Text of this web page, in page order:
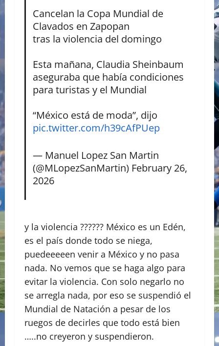
Cancelan la Copa Mundial de
Clavados en Zapopan
tras la violencia del domingo
Esta mañana, Claudia Sheinbaum
aseguraba que había condiciones
para turistas y el Mundial
“México está de moda”, dijo
pic.twitter.com/h39cAfPUep
— Manuel Lopez San Martin
(@MLopezSanMartin) February 26,
2026
y la violencia ?????? México es un Edén,
es el país donde todo se niega,
puedeeeeen venir a México y no pasa
nada. No vemos que se haga algo para
evitar la violencia. Con solo negarlo no
se arregla nada, por eso se suspendió el
Mundial de Natación a pesar de los
ruegos de decirles que todo está bien
…..no creyeron y suspendieron.